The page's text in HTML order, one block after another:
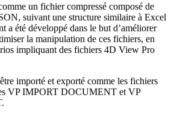
un fichier compressé composé de
suivant une structure similaire à Excel
été développé dans le but d’améliorer
la manipulation de ces fichiers, en
impliquant des fichiers 4D View Pro
importé et exporté comme les fichiers
VP IMPORT DOCUMENT et VP
.